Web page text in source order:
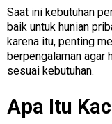
Saat ini kebutuhan
baik untuk hunian
karena itu, penting
berpengalaman agar
sesuai kebutuhan.
Apa Itu